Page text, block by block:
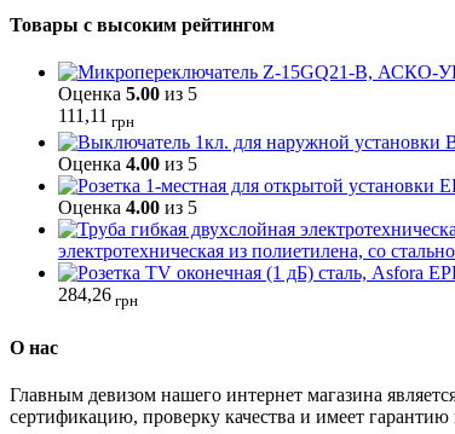
Товары с высоким рейтингом
Оценка 5.00 из 5
111,11 грн
Оценка 4.00 из 5
Оценка 4.00 из 5
электротехническая из полиетилена, со
284,26 грн
О нас
Главным девизом нашего интернет магазина
сертификацию, проверку качества и имеет гарантию